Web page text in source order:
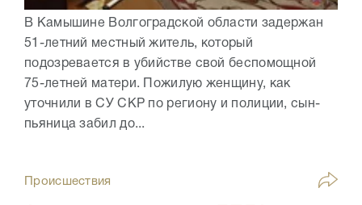
В Камышине Волгоградской области задержан
51-летний местный житель, который
подозревается в убийстве свой беспомощной
75-летней матери. Пожилую женщину, как
уточнили в СУ СКР по региону и полиции, сын-
пьяница забил до...
Происшествия